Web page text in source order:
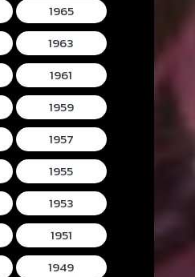
1965
1963
1961
1959
1957
1955
1953
1951
1949